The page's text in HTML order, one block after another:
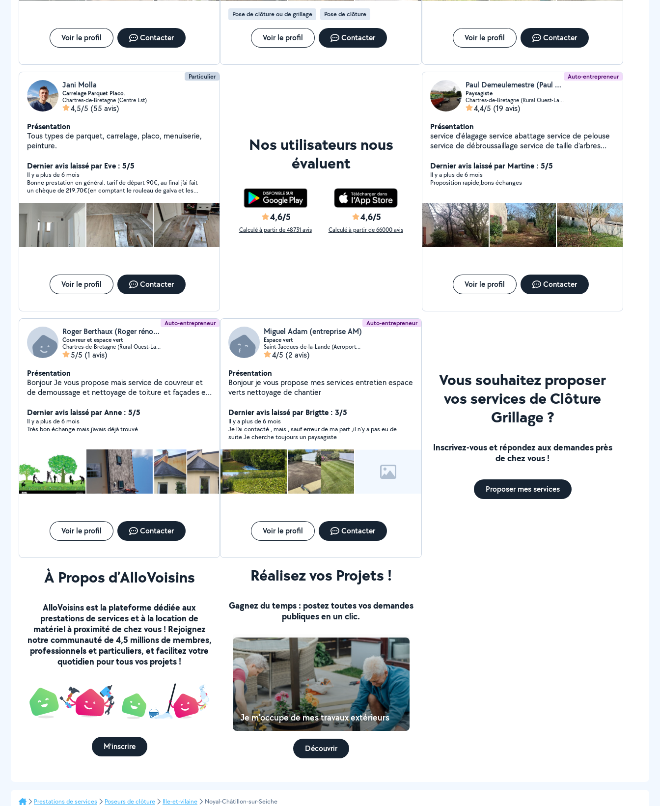
Voir le profil Contacter
Pose de clôture ou de grillage Pose de clôture
Voir le profil Contacter Voir le profil Contacter
Particulier
Jani Molla
Carrelage Parquet Placo.
Chartres-de-Bretagne (Centre Est)
4,5/5 (55 avis)
Présentation
Tous types de parquet, carrelage, placo, menuiserie,
peinture.
Dernier avis laissé par Eve : 5/5
Il y a plus de 6 mois
Bonne prestation en général. tarif de départ 90€, au final j'ai fait
un chèque de 219.70€(en comptant le rouleau de galva et les 2
et le rebouchage du mur. Je recommande Jami qui fait son
travail jusqu'au bout.
Voir le profil Contacter
Nos utilisateurs nous
évaluent
4,6/5
Calculé à partir de 48731 avis
4,6/5
Calculé à partir de 66000 avis
Auto-entrepreneur
Paul Demeulemestre (Paul élagage)
Paysagiste
Chartres-de-Bretagne (Rural Ouest-La Janais)
4,4/5 (19 avis)
Présentation
service d'élagage service abattage service de pelouse
service de débroussaillage service de taille d'arbres
et de peinture et de dallage à nettoyer par terre de
fleurs et tout autre petit travaux
Dernier avis laissé par Martine : 5/5
Il y a plus de 6 mois
Proposition rapide,bons échanges
Voir le profil Contacter
Auto-entrepreneur
Roger Berthaux (Roger rénovation)
Couvreur et espace vert
Chartres-de-Bretagne (Rural Ouest-La Janais)
5/5 (1 avis)
Présentation
Bonjour Je vous propose mais service de couvreur et
de demoussage et nettoyage de toiture et façades et
intérieur homme toute main entretien espace vert
dépannage d'urgence 7/7
Dernier avis laissé par Anne : 5/5
Il y a plus de 6 mois
Très bon échange mais j'avais déjà trouvé
Voir le profil Contacter
Auto-entrepreneur
Miguel Adam (entreprise AM)
Espace vert
Saint-Jacques-de-la-Lande (Aeroport-Ecarts)
4/5 (2 avis)
Présentation
Bonjour je vous propose mes services entretien espace
verts nettoyage de chantier
Dernier avis laissé par Brigtte : 3/5
Il y a plus de 6 mois
Je l'ai contacté , mais , sauf erreur de ma part ,il n'y a pas eu de
suite Je cherche toujours un paysagiste
Voir le profil Contacter
Vous souhaitez proposer
vos services de Clôture
Grillage ?
Inscrivez-vous et répondez aux demandes près
de chez vous !
Proposer mes services
À Propos d’AlloVoisins
AlloVoisins est la plateforme dédiée aux
prestations de services et à la location de
matériel à proximité de chez vous ! Rejoignez
notre communauté de 4,5 millions de membres,
professionnels et particuliers, et facilitez votre
quotidien pour tous vos projets !
M'inscrire
Réalisez vos Projets !
Gagnez du temps : postez toutes vos demandes
publiques en un clic.
Je m'occupe de mes travaux extérieurs
Découvrir
Prestations de services Poseurs de clôture Ille-et-vilaine Noyal-Châtillon-sur-Seiche